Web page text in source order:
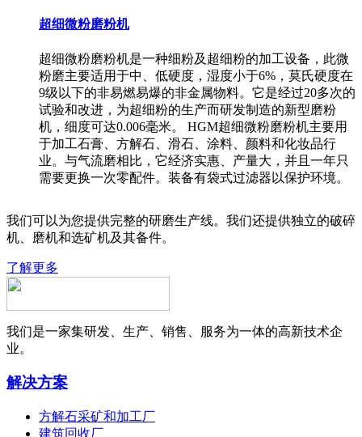
超细微粉磨粉机
超细微粉磨粉机是一种细粉及超细粉的加工设备，此微
粉磨主要适用于中、低硬度，湿度小于6%，莫氏硬度在
9级以下的非易燃易爆的非金属物料。它是经过20多次的
试验和改进，为超细粉的生产而研发制造的新型磨粉
机，细度可达0.006毫米。 HGM超细微粉磨粉机主要用
于加工石膏、方解石、滑石、涂料、颜料和化妆品行
业。与气流磨相比，它经济实惠、产量大，并且一年只
需要更换一次零配件。装备有袋式过滤器以保护环境。
我们可以为您提供完整的研磨生产线。我们还提供独立的破碎
机、磨机和选矿机及其备件。
了解更多
我们是一家集研发、生产、销售、服务为一体的高新技术企
业。
解决方案
方解石采矿和加工厂
建筑回收厂